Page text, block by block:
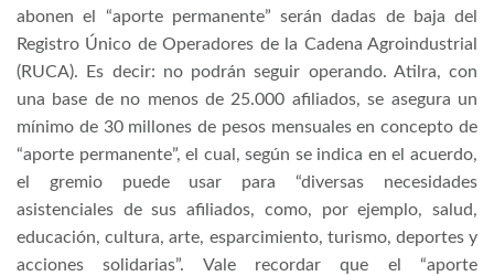
abonen el “aporte permanente” serán dadas de baja del
Registro Único de Operadores de la Cadena Agroindustrial
(RUCA). Es decir: no podrán seguir operando. Atilra, con
una base de no menos de 25.000 afiliados, se asegura un
mínimo de 30 millones de pesos mensuales en concepto de
“aporte permanente”, el cual, según se indica en el acuerdo,
el gremio puede usar para “diversas necesidades
asistenciales de sus afiliados, como, por ejemplo, salud,
educación, cultura, arte, esparcimiento, turismo, deportes y
acciones solidarias”. Vale recordar que el “aporte